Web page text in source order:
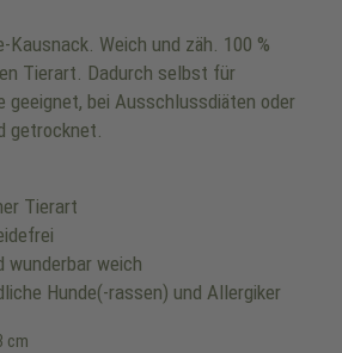
Kausnack. Weich und zäh. 100 %
Tierart. Dadurch selbst für
geeignet, bei Ausschlussdiäten oder
getrocknet.
Tierart
wunderbar weich
Hunde(-rassen) und Allergiker
cm